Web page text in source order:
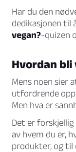
Har du den
dedikasjonen til
vegan?-quizen
Hvordan bli
Mens noen sier
utfordrende
Men hva er
Det er
av hvem du er,
produkter, og til